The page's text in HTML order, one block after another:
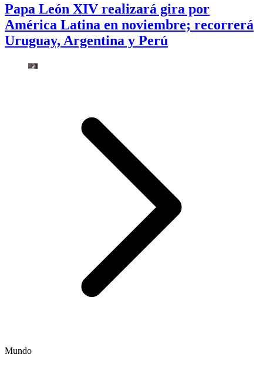
Papa León XIV realizará gira por
América Latina en noviembre; recorrerá
Uruguay, Argentina y Perú
Mundo